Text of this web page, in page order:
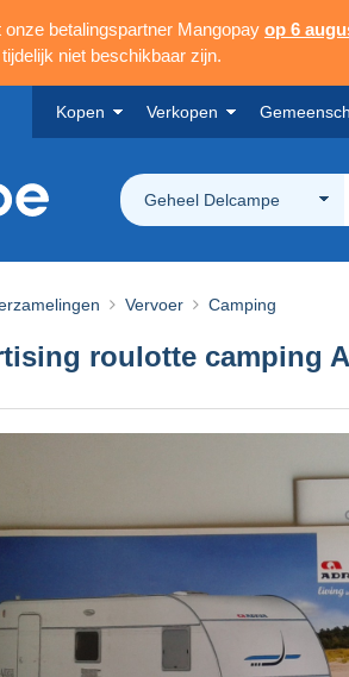
betalingspartner Mangopay op 6
niet beschikbaar zijn.
Kopen Verkopen
Geheel Delcampe
Vervoer Camping
roulotte camping